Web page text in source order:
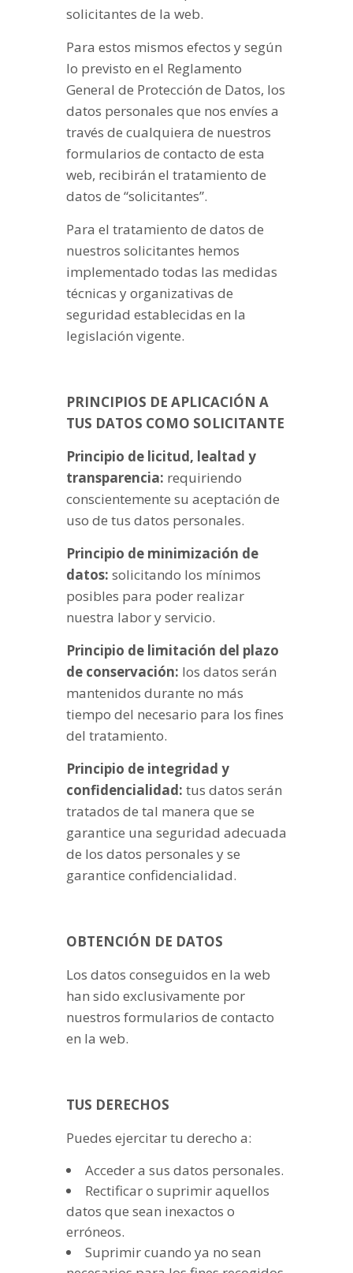
solicitantes de la web.
Para estos mismos efectos y según
lo previsto en el Reglamento
General de Protección de Datos, los
datos personales que nos envíes a
través de cualquiera de nuestros
formularios de contacto de esta
web, recibirán el tratamiento de
datos de “solicitantes”.
Para el tratamiento de datos de
nuestros solicitantes hemos
implementado todas las medidas
técnicas y organizativas de
seguridad establecidas en la
legislación vigente.
PRINCIPIOS DE APLICACIÓN A
TUS DATOS COMO SOLICITANTE
Principio de licitud, lealtad y
transparencia: requiriendo
conscientemente su aceptación de
uso de tus datos personales.
Principio de minimización de
datos: solicitando los mínimos
posibles para poder realizar
nuestra labor y servicio.
Principio de limitación del plazo
de conservación: los datos serán
mantenidos durante no más
tiempo del necesario para los fines
del tratamiento.
Principio de integridad y
confidencialidad: tus datos serán
tratados de tal manera que se
garantice una seguridad adecuada
de los datos personales y se
garantice confidencialidad.
OBTENCIÓN DE DATOS
Los datos conseguidos en la web
han sido exclusivamente por
nuestros formularios de contacto
en la web.
TUS DERECHOS
Puedes ejercitar tu derecho a:
Acceder a sus datos personales.
Rectificar o suprimir aquellos
datos que sean inexactos o
erróneos.
Suprimir cuando ya no sean